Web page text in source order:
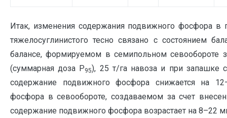
Итак, изменения содержания подвижного фосфора в
тяжелосуглинистого тесно связано с состоянием
балансе, формируемом в семипольном севообороте
(суммарная доза Р95), 25 т/га навоза и при запашке
содержание подвижного фосфора снижается на
фосфора в севообороте, создаваемом за счет
содержание подвижного фосфора возрастает на 8–22